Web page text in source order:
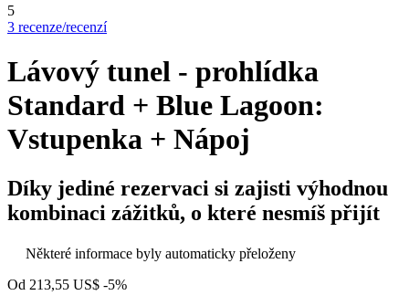
5
3 recenze/recenzí
Lávový tunel - prohlídka
Standard + Blue Lagoon:
Vstupenka + Nápoj
Díky jediné rezervaci si zajisti výhodnou
kombinaci zážitků, o které nesmíš přijít
Některé informace byly automaticky přeloženy
Od 213,55 US$ -5%